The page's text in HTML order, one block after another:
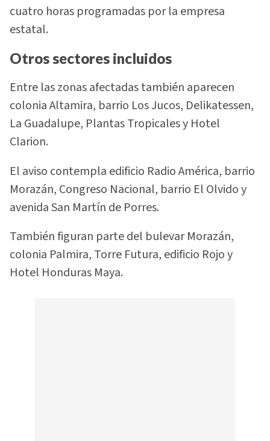
cuatro horas programadas por la empresa
estatal.
Otros sectores incluidos
Entre las zonas afectadas también aparecen
colonia Altamira, barrio Los Jucos, Delikatessen,
La Guadalupe, Plantas Tropicales y Hotel
Clarion.
El aviso contempla edificio Radio América, barrio
Morazán, Congreso Nacional, barrio El Olvido y
avenida San Martín de Porres.
También figuran parte del bulevar Morazán,
colonia Palmira, Torre Futura, edificio Rojo y
Hotel Honduras Maya.